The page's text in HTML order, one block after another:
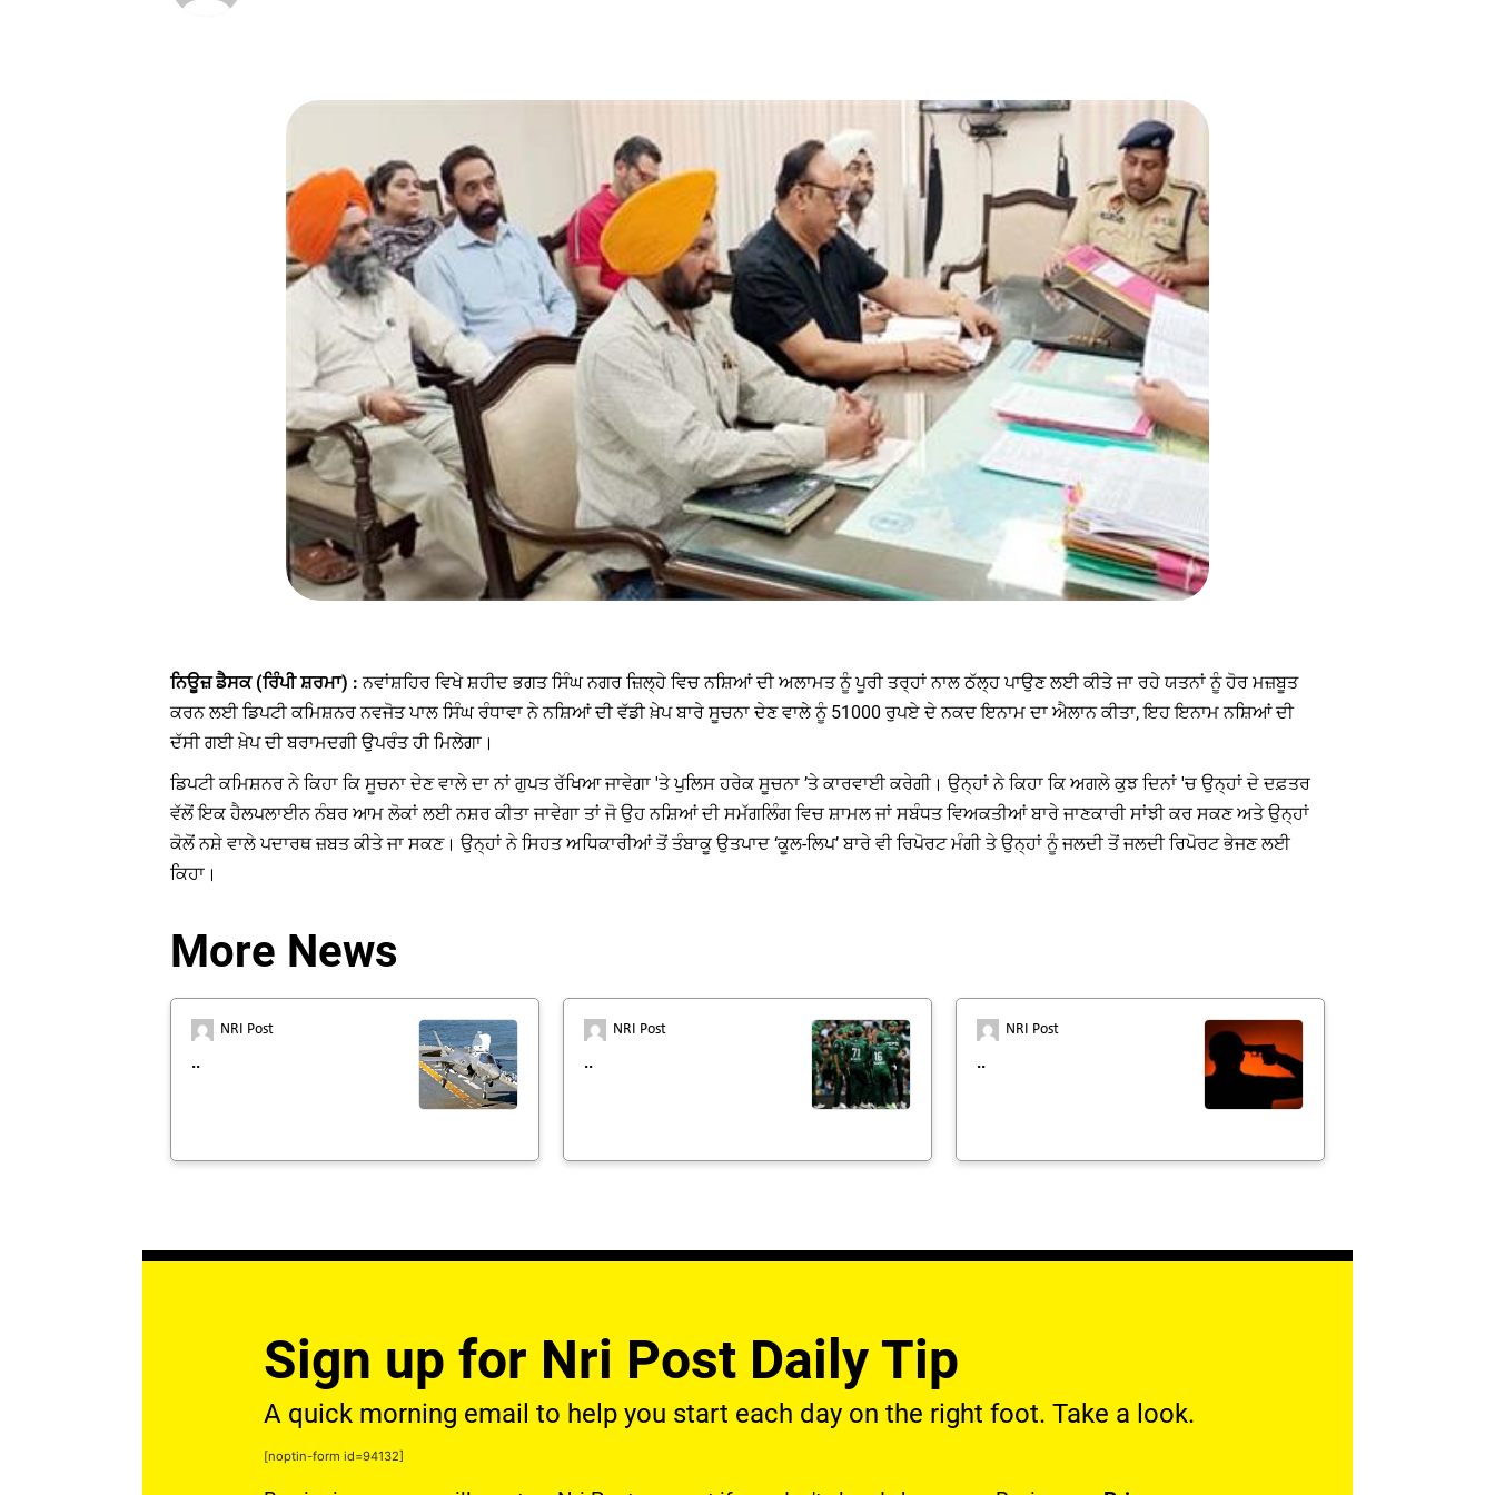
ਨਿਊਜ਼ ਡੈਸਕ (ਰਿੰਪੀ ਸ਼ਰਮਾ) :ਨਵਾਂਸ਼ਹਿਰ ਵਿਖੇ ਸ਼ਹੀਦ ਭਗਤ ਸਿੰਘ ਨਗਰ ਜ਼ਿਲ੍ਹੇ ਵਿਚ ਨਸ਼ਿਆਂ ਦੀ ਅਲਾਮਤ ਨੂੰ ਪੂਰੀ ਤਰ੍ਹਾਂ ਨਾਲ ਠੱਲ੍ਹ ਪਾਉਣ ਲਈ ਕੀਤੇ ਜਾ ਰਹੇ ਯਤਨਾਂ ਨੂੰ ਹੋਰ ਮਜ਼ਬੂਤ
ਕਰਨ ਲਈ ਡਿਪਟੀ ਕਮਿਸ਼ਨਰ ਨਵਜੋਤ ਪਾਲ ਸਿੰਘ ਰੰਧਾਵਾ ਨੇ ਨਸ਼ਿਆਂ ਦੀ ਵੱਡੀ ਖ਼ੇਪ ਬਾਰੇ ਸੂਚਨਾ ਦੇਣ ਵਾਲੇ ਨੂੰ 51000 ਰੁਪਏ ਦੇ ਨਕਦ ਇਨਾਮ ਦਾ ਐਲਾਨ ਕੀਤਾ, ਇਹ ਇਨਾਮ ਨਸ਼ਿਆਂ ਦੀ
ਦੱਸੀ ਗਈ ਖ਼ੇਪ ਦੀ ਬਰਾਮਦਗੀ ਉਪਰੰਤ ਹੀ ਮਿਲੇਗਾ।
ਡਿਪਟੀ ਕਮਿਸ਼ਨਰ ਨੇ ਕਿਹਾ ਕਿ ਸੂਚਨਾ ਦੇਣ ਵਾਲੇ ਦਾ ਨਾਂ ਗੁਪਤ ਰੱਖਿਆ ਜਾਵੇਗਾ 'ਤੇ ਪੁਲਿਸ ਹਰੇਕ ਸੂਚਨਾ ’ਤੇ ਕਾਰਵਾਈ ਕਰੇਗੀ। ਉਨ੍ਹਾਂ ਨੇ ਕਿਹਾ ਕਿ ਅਗਲੇ ਕੁਝ ਦਿਨਾਂ 'ਚ ਉਨ੍ਹਾਂ ਦੇ ਦਫ਼ਤਰ
ਵੱਲੋਂ ਇਕ ਹੈਲਪਲਾਈਨ ਨੰਬਰ ਆਮ ਲੋਕਾਂ ਲਈ ਨਸ਼ਰ ਕੀਤਾ ਜਾਵੇਗਾ ਤਾਂ ਜੋ ਉਹ ਨਸ਼ਿਆਂ ਦੀ ਸਮੱਗਲਿੰਗ ਵਿਚ ਸ਼ਾਮਲ ਜਾਂ ਸਬੰਧਤ ਵਿਅਕਤੀਆਂ ਬਾਰੇ ਜਾਣਕਾਰੀ ਸਾਂਝੀ ਕਰ ਸਕਣ ਅਤੇ ਉਨ੍ਹਾਂ
ਕੋਲੋਂ ਨਸ਼ੇ ਵਾਲੇ ਪਦਾਰਥ ਜ਼ਬਤ ਕੀਤੇ ਜਾ ਸਕਣ। ਉਨ੍ਹਾਂ ਨੇ ਸਿਹਤ ਅਧਿਕਾਰੀਆਂ ਤੋਂ ਤੰਬਾਕੂ ਉਤਪਾਦ ‘ਕੂਲ-ਲਿਪ’ ਬਾਰੇ ਵੀ ਰਿਪੋਰਟ ਮੰਗੀ ਤੇ ਉਨ੍ਹਾਂ ਨੂੰ ਜਲਦੀ ਤੋਂ ਜਲਦੀ ਰਿਪੋਰਟ ਭੇਜਣ ਲਈ
ਕਿਹਾ।
More News
NRI Post
..
NRI Post
..
NRI Post
..
Sign up for Nri Post Daily Tip
A quick morning email to help you start each day on the right foot. Take a look.
[noptin-form id=94132]